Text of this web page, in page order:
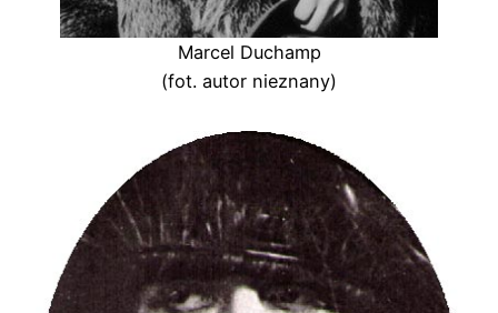
Marcel Duchamp
(fot. autor nieznany)